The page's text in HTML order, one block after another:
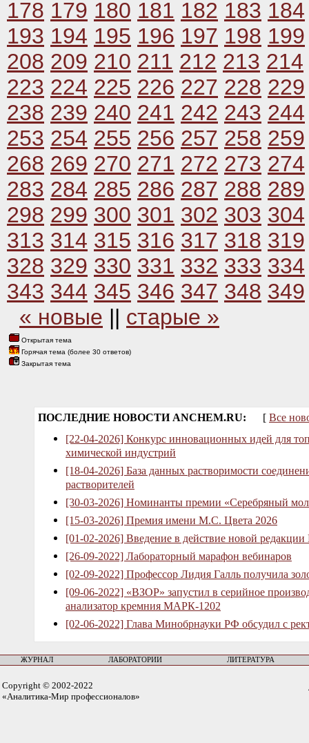
178 179 180 181 182 183 184
193 194 195 196 197 198 199
208 209 210 211 212 213 214
223 224 225 226 227 228 229
238 239 240 241 242 243 244
253 254 255 256 257 258 259
268 269 270 271 272 273 274
283 284 285 286 287 288 289
298 299 300 301 302 303 304
313 314 315 316 317 318 319
328 329 330 331 332 333 334
343 344 345 346 347 348 349
« новые || старые »
Открытая тема
Горячая тема (более 30 ответов)
Закрытая тема
ПОСЛЕДНИЕ НОВОСТИ ANCHEM.RU: [ Все
[22-04-2026] Конкурс инновационных идей для
химической индустрий
[18-04-2026] База данных растворимости
растворителей
[30-03-2026] Номинанты премии «Серебряный
[15-03-2026] Премия имени М.С. Цвета 2026
[01-02-2026] Введение в действие новой
[26-09-2022] Лабораторный марафон вебинаров
[02-09-2022] Профессор Лидия Галль получила
[09-06-2022] «ВЗОР» запустил в серийное
анализатор кремния МАРК-1202
[02-06-2022] Глава Минобрнауки РФ обсудил с
ЖУРНАЛ ЛАБОРАТОРИИ ЛИТЕРАТУРА
Copyright © 2002-2022
«Аналитика-Мир профессионалов»